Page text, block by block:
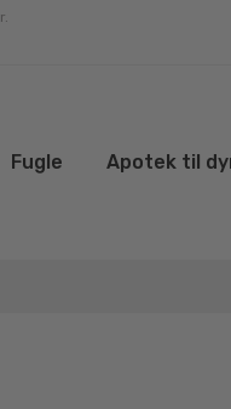
Fugle Apotek til